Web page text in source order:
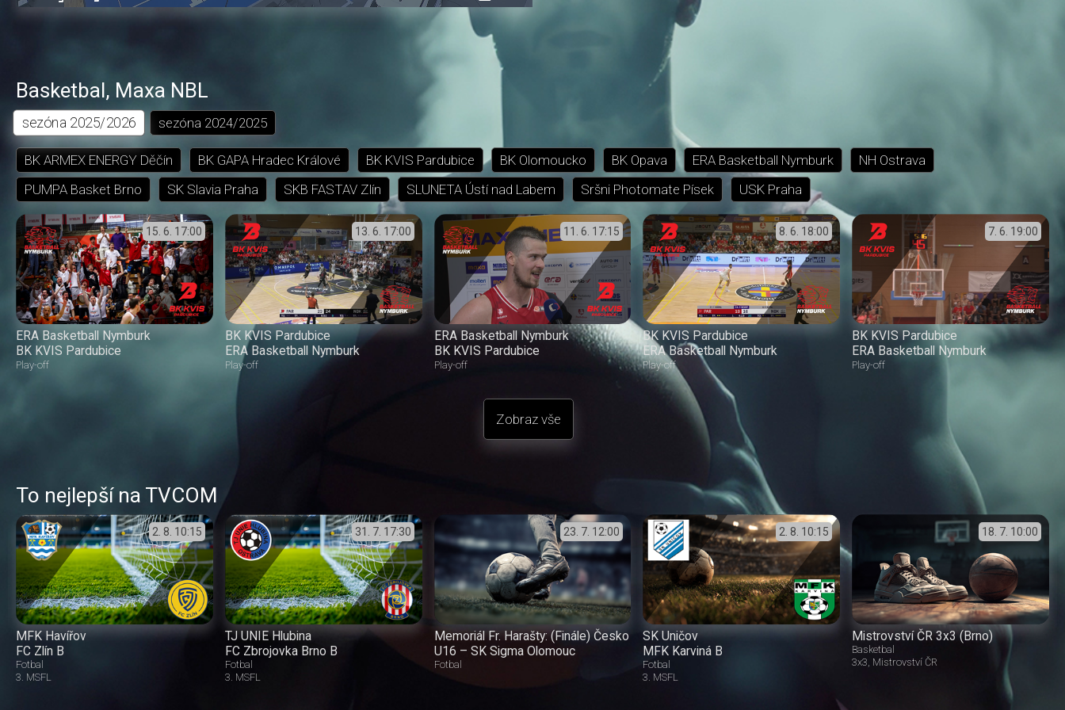
dozadu dopředu
0.00%
přehráváníin-
obrazovka
Basketbal, Maxa NBL
sezóna 2025/2026 sezóna 2024/2025
BK ARMEX ENERGY Děčín BK GAPA Hradec Králové BK KVIS Pardubice BK Olomoucko BK Opava ERA Basketball Nymburk
NH Ostrava
PUMPA Basket Brno
SK Slavia Praha SKB FASTAV Zlín SLUNETA Ústí nad Labem Sršni Photomate Písek USK Praha
15. 6. 17:00
ERA Basketball Nymburk
BK KVIS Pardubice
Play-off
13. 6. 17:00
BK KVIS Pardubice
ERA Basketball Nymburk
Play-off
11. 6. 17:15
ERA Basketball Nymburk
BK KVIS Pardubice
Play-off
8. 6. 18:00
BK KVIS Pardubice
ERA Basketball Nymburk
Play-off
7. 6. 19:00
BK KVIS Pardubice
ERA Basketball Nymburk
Play-off
Zobraz vše
To nejlepší na TVCOM
2. 8. 10:15
MFK Havířov
FC Zlín B
Fotbal
3. MSFL
31. 7. 17:30
TJ UNIE Hlubina
FC Zbrojovka Brno B
Fotbal
3. MSFL
23. 7. 12:00
Memoriál Fr. Harašty: (Finále) Česko
U16 – SK Sigma Olomouc
Fotbal
2. 8. 10:15
SK Uničov
MFK Karviná B
Fotbal
3. MSFL
18. 7. 10:00
Mistrovství ČR 3x3 (Brno)
Basketbal
3x3 Mistrovství ČR